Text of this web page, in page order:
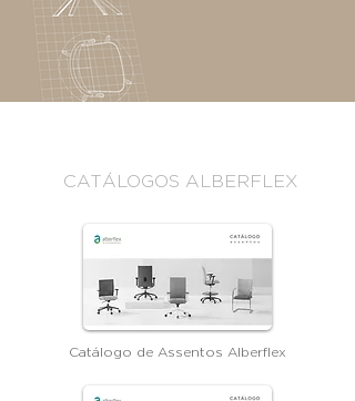
CATÁLOGOS ALBERFLEX
Catálogo de Assentos Alberflex